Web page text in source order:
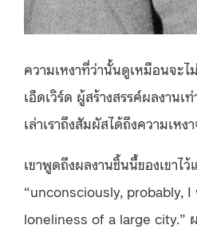
ความเหงาที่ว่านั้นดูเหมือนจะไ
เอ็ดเวิร์ด ผู้สร้างสรรค์ผลงานเ
เล่าเราถึงสัมผัสได้ถึงความเหง
เขาพูดถึงผลงานชิ้นนี้ของเขาไ
“unconsciously, probably,
loneliness of a large city.”